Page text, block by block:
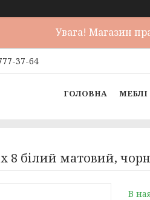
Увага! Магазин
37-64
ГОЛОВНА МЕБЛІ
білий матовий,
В